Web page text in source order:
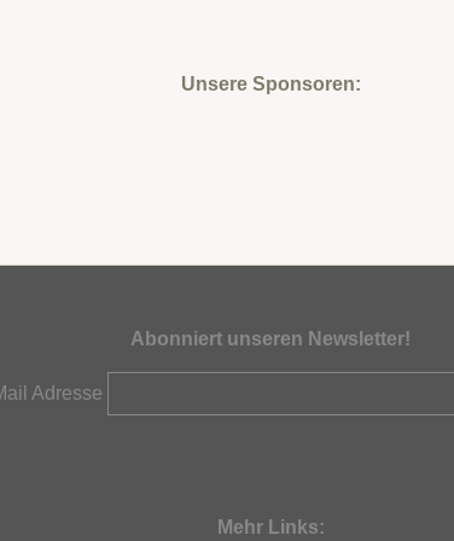
Unsere Sponsoren:
Abonniert unseren Newsletter!
Adresse
Mehr Links: